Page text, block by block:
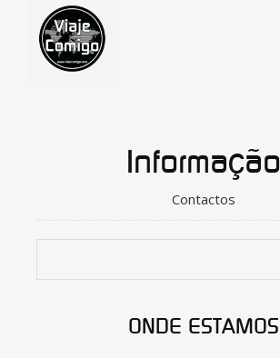
Informação
Contactos
ONDE ESTAMOS